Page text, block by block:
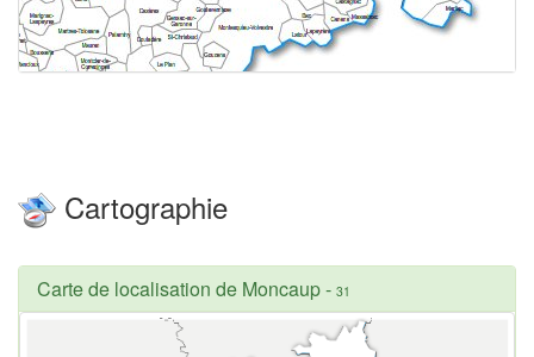
Cartographie
Carte de localisation de Moncaup- 31